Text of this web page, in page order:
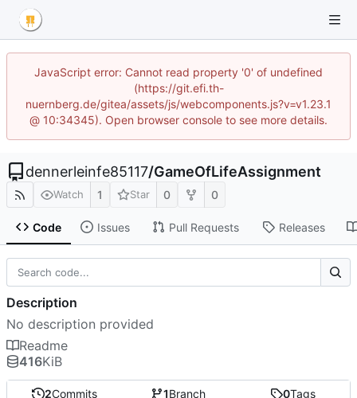
JavaScript error: Cannot read property '0' of undefined
(https://git.efi.th-
nuernberg.de/gitea/assets/js/webcomponents.js?v=v1.23.1
@ 10:34345). Open browser console to see more details.
dennerleinfe85117/GameOfLifeAssignment
Watch 1 Star 0 0
Code Issues Pull Requests Releases
2Commits 1Branch 0Tags
Description
No description provided
Readme
416KiB